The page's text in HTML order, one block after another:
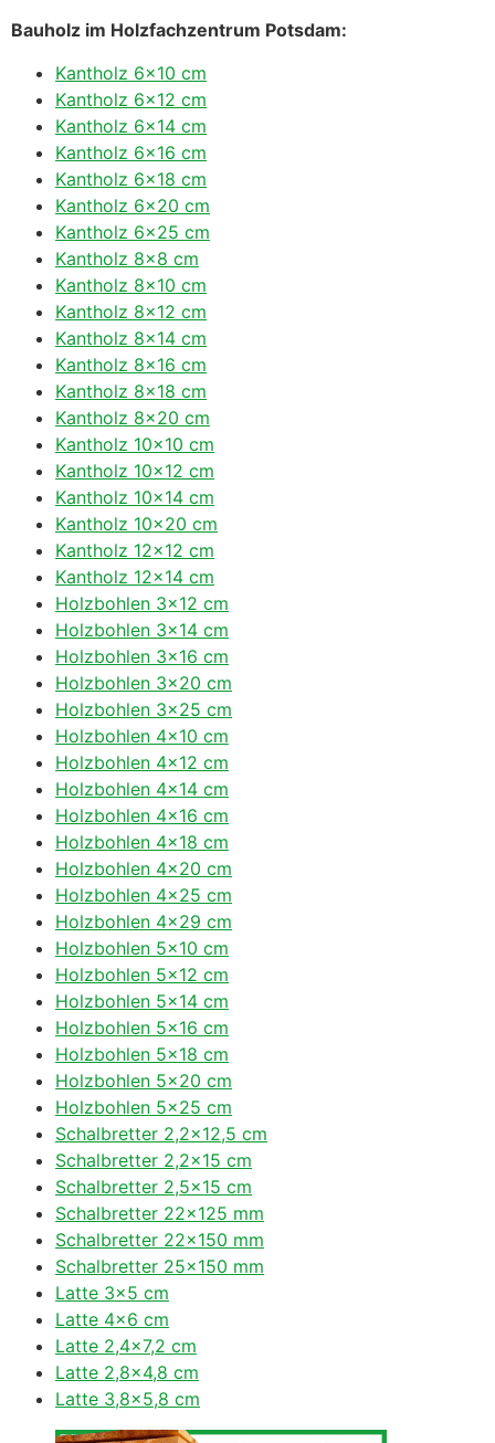
Bauholz im Holzfachzentrum Potsdam:
Kantholz 6×10 cm
Kantholz 6×12 cm
Kantholz 6×14 cm
Kantholz 6×16 cm
Kantholz 6×18 cm
Kantholz 6×20 cm
Kantholz 6×25 cm
Kantholz 8×8 cm
Kantholz 8×10 cm
Kantholz 8×12 cm
Kantholz 8×14 cm
Kantholz 8×16 cm
Kantholz 8×18 cm
Kantholz 8×20 cm
Kantholz 10×10 cm
Kantholz 10×12 cm
Kantholz 10×14 cm
Kantholz 10×20 cm
Kantholz 12×12 cm
Kantholz 12×14 cm
Holzbohlen 3×12 cm
Holzbohlen 3×14 cm
Holzbohlen 3×16 cm
Holzbohlen 3×20 cm
Holzbohlen 3×25 cm
Holzbohlen 4×10 cm
Holzbohlen 4×12 cm
Holzbohlen 4×14 cm
Holzbohlen 4×16 cm
Holzbohlen 4×18 cm
Holzbohlen 4×20 cm
Holzbohlen 4×25 cm
Holzbohlen 4×29 cm
Holzbohlen 5×10 cm
Holzbohlen 5×12 cm
Holzbohlen 5×14 cm
Holzbohlen 5×16 cm
Holzbohlen 5×18 cm
Holzbohlen 5×20 cm
Holzbohlen 5×25 cm
Schalbretter 2,2×12,5 cm
Schalbretter 2,2×15 cm
Schalbretter 2,5×15 cm
Schalbretter 22×125 mm
Schalbretter 22×150 mm
Schalbretter 25×150 mm
Latte 3×5 cm
Latte 4×6 cm
Latte 2,4×7,2 cm
Latte 2,8×4,8 cm
Latte 3,8×5,8 cm